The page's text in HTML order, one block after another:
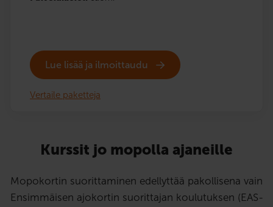
Lue lisää ja ilmoittaudu
Vertaile paketteja
Kurssit jo mopolla ajaneille
Mopokortin suorittaminen edellyttää pakollisena vain
Ensimmäisen ajokortin suorittajan koulutuksen (EAS-